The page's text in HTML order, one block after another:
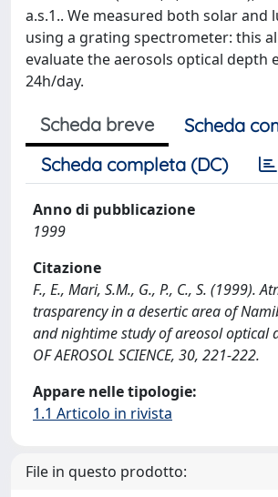
a.s.1.. We measured both solar and
using a grating spectrometer: this
evaluate the aerosols optical depth
24h/day.
Scheda breve
Scheda
Scheda completa (DC)
Anno di pubblicazione
1999
Citazione
F., E., Mari, S.M., G., P., C., S. (1999).
trasparency in a desertic area of
and nightime study of areosol optical
OF AEROSOL SCIENCE, 30, 221-222.
Appare nelle tipologie:
1.1 Articolo in rivista
File in questo prodotto: